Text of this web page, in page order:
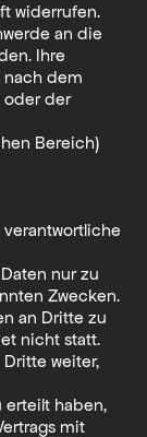
widerrufen.
an die
Ihre
dem
oder der
Bereich)
nur zu
Zwecken.
an Dritte zu
nicht statt.
weiter,
erteilt haben,
mit